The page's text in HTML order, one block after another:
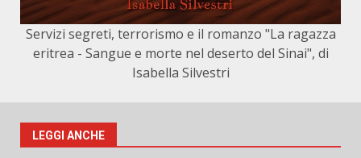
Servizi segreti, terrorismo e il romanzo "La ragazza
eritrea - Sangue e morte nel deserto del Sinai", di
Isabella Silvestri
LEGGI ANCHE